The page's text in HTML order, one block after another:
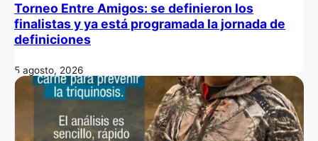
Torneo Entre Amigos: se definieron los
finalistas y ya está programada la jornada de
definiciones
5 agosto, 2026